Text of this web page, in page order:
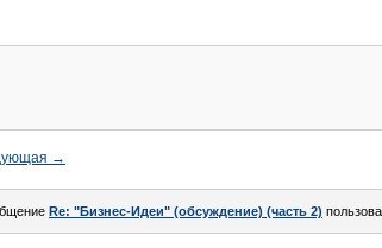
→
Re: "Бизнес-Идеи" (обсуждение) (часть 2)